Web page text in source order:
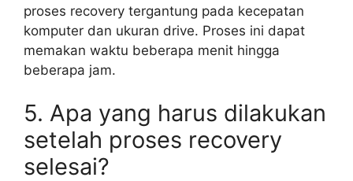
proses recovery tergantung pada kecepatan
komputer dan ukuran drive. Proses ini dapat
memakan waktu beberapa menit hingga
beberapa jam.
5. Apa yang harus dilakukan
setelah proses recovery
selesai?